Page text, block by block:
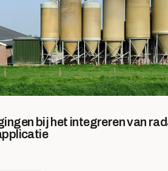
bij het integreren van